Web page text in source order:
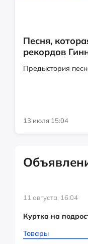
Песня,
рекордов
Предыстория
13 июля 15:04
11 августа, 16:04
Куртка на
Товары